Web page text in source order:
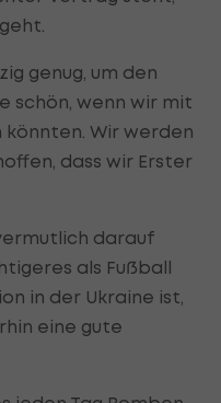
genug, um den
schön, wenn wir mit
Wir werden
dass wir Erster
darauf
als Fußball
in der Ukraine ist,
eine gute